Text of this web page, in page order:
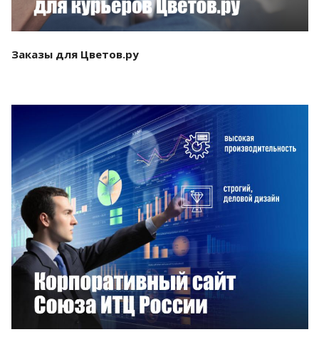
Заказы для Цветов.ру
Смотреть проект